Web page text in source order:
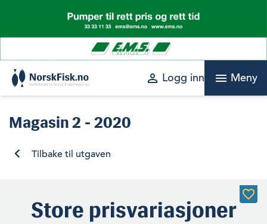
content
perm_identity Logg inn menu Meny
Magasin2 - 2020
Tilbake til utgaven
Store prisvariasjoner